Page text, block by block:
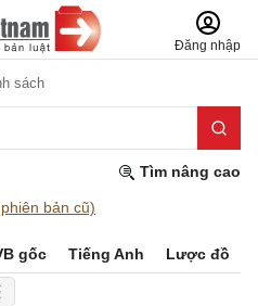
Đăng nhập
sách
Tìm nâng cao
bản cũ)
gốc Tiếng Anh Lược đồ